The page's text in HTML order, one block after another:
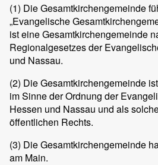
(1) Die Gesamtkirchengemeinde
„Evangelische
ist eine Gesamtkirchengemeinde
Regionalgesetzes der
und Nassau.
(2) Die Gesamtkirchengemeinde
im Sinne der Ordnung der
Hessen und Nassau und als
öffentlichen Rechts.
(3) Die Gesamtkirchengemeinde
am Main.